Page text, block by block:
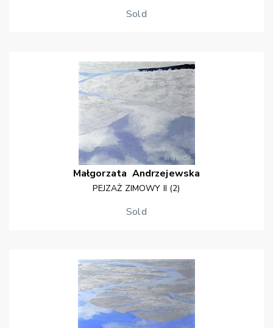
Sold
Małgorzata Andrzejewska
PEJZAŻ ZIMOWY II (2)
Sold